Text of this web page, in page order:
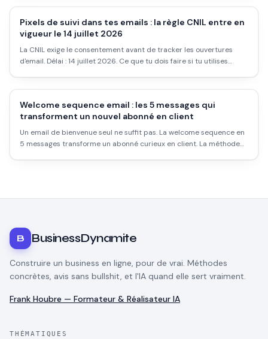
Pixels de suivi dans tes emails : la règle CNIL entre en
vigueur le 14 juillet 2026
La CNIL exige le consentement avant de tracker les ouvertures
d'email. Délai : 14 juillet 2026. Ce que tu dois faire si tu utilises
Welcome sequence email : les 5 messages qui
transforment un nouvel abonné en client
Un email de bienvenue seul ne suffit pas. La welcome sequence en
5 messages transforme un abonné curieux en client. La méthode
B BusinessDynamite
Construire un business en ligne, pour de vrai. Méthodes
concrètes, avis sans bullshit, et l'IA quand elle sert vraiment.
Frank Houbre — Formateur & Réalisateur IA
THÉMATIQUES